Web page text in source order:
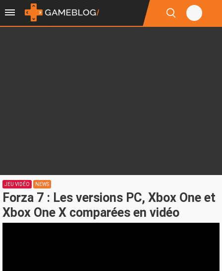
JEU VIDÉO NEWS
Forza 7 : Les versions PC, Xbox One et
Xbox One X comparées en vidéo